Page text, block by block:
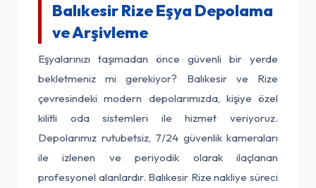
Balıkesir Rize Eşya Depolama
ve Arşivleme
Eşyalarınızı taşımadan önce güvenli bir yerde
bekletmeniz mi gerekiyor? Balıkesir ve Rize
çevresindeki modern depolarımızda, kişiye özel
kilitli oda sistemleri ile hizmet veriyoruz.
Depolarımız rutubetsiz, 7/24 güvenlik kameraları
ile izlenen ve periyodik olarak ilaçlanan
profesyonel alanlardır. Balıkesir Rize nakliye süreci